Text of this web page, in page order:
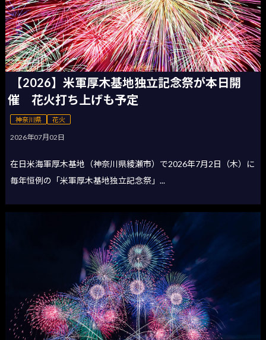
【2026】米軍厚木基地独立記念祭が本日開
催 花火打ち上げも予定
神奈川県 花火
2026年07月02日
在日米海軍厚木基地（神奈川県綾瀬市）で2026年7月2日（木）に
毎年恒例の「米軍厚木基地独立記念祭」...